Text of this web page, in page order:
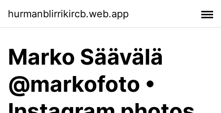
hurmanblirrikircb.web.app
Marko Säävälä
@markofoto •